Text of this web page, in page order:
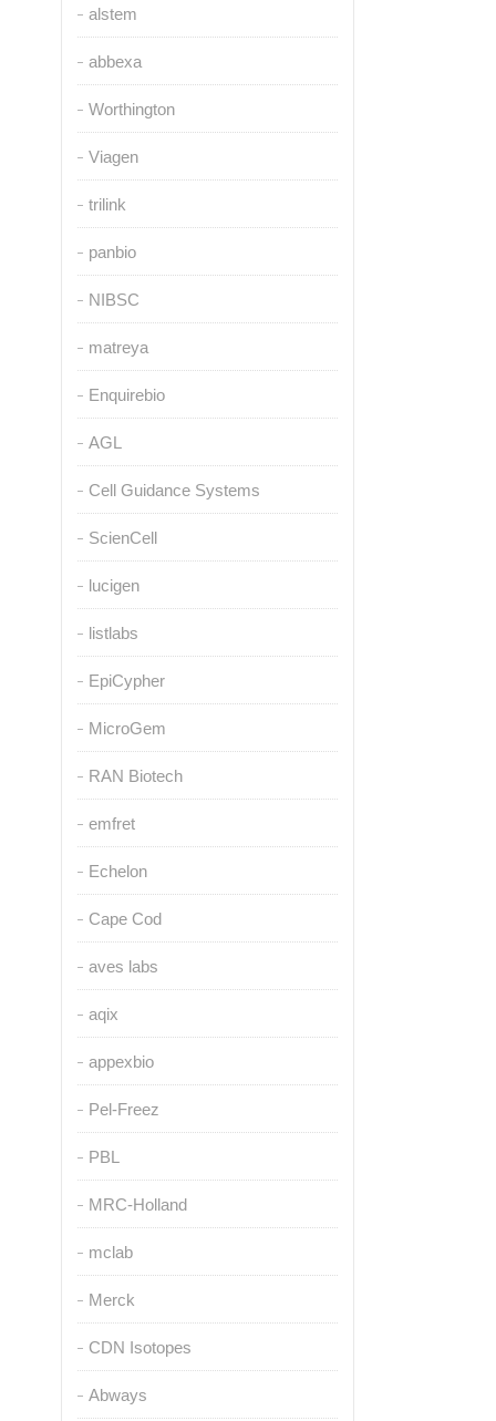
alstem
abbexa
Worthington
Viagen
trilink
panbio
NIBSC
matreya
Enquirebio
AGL
Cell Guidance Systems
ScienCell
lucigen
listlabs
EpiCypher
MicroGem
RAN Biotech
emfret
Echelon
Cape Cod
aves labs
aqix
appexbio
Pel-Freez
PBL
MRC-Holland
mclab
Merck
CDN Isotopes
Abways